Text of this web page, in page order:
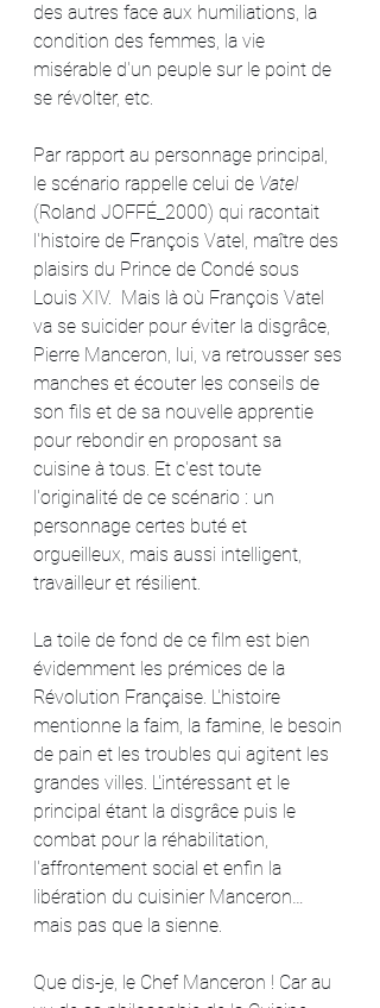
des autres face aux humiliations, la
condition des femmes, la vie
misérable d'un peuple sur le point de
se révolter, etc.
Par rapport au personnage principal,
le scénario rappelle celui de Vatel
(Roland JOFFÉ_2000) qui racontait
l'histoire de François Vatel, maître des
plaisirs du Prince de Condé sous
Louis XIV.  Mais là où François Vatel
va se suicider pour éviter la disgrâce,
Pierre Manceron, lui, va retrousser ses
manches et écouter les conseils de
son fils et de sa nouvelle apprentie
pour rebondir en proposant sa
cuisine à tous. Et c'est toute
l'originalité de ce scénario : un
personnage certes buté et
orgueilleux, mais aussi intelligent,
travailleur et résilient.
La toile de fond de ce film est bien
évidemment les prémices de la
Révolution Française. L'histoire
mentionne la faim, la famine, le besoin
de pain et les troubles qui agitent les
grandes villes. L'intéressant et le
principal étant la disgrâce puis le
combat pour la réhabilitation,
l'affrontement social et enfin la
libération du cuisinier Manceron…
mais pas que la sienne.
Que dis-je, le Chef Manceron ! Car au